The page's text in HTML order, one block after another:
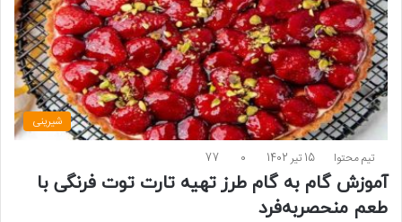
شیرینی
تیم محتوا 15 تیر 1402 0
77
آموزش گام به گام طرز تهیه تارت توت فرنگی با
طعم منحصربه‌فرد